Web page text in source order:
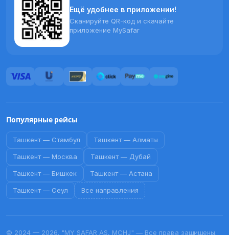
Ещё удобнее в приложении!
Сканируйте QR-код и скачайте
приложение MySafar
Популярные рейсы
Ташкент— Стамбул Ташкент— Алматы
Ташкент— Москва Ташкент— Дубай
Ташкент— Бишкек Ташкент— Астана
Ташкент— Сеул Все направления
© 2024 — 2026. "MY SAFAR AS, MCHJ" — Все права защищены.